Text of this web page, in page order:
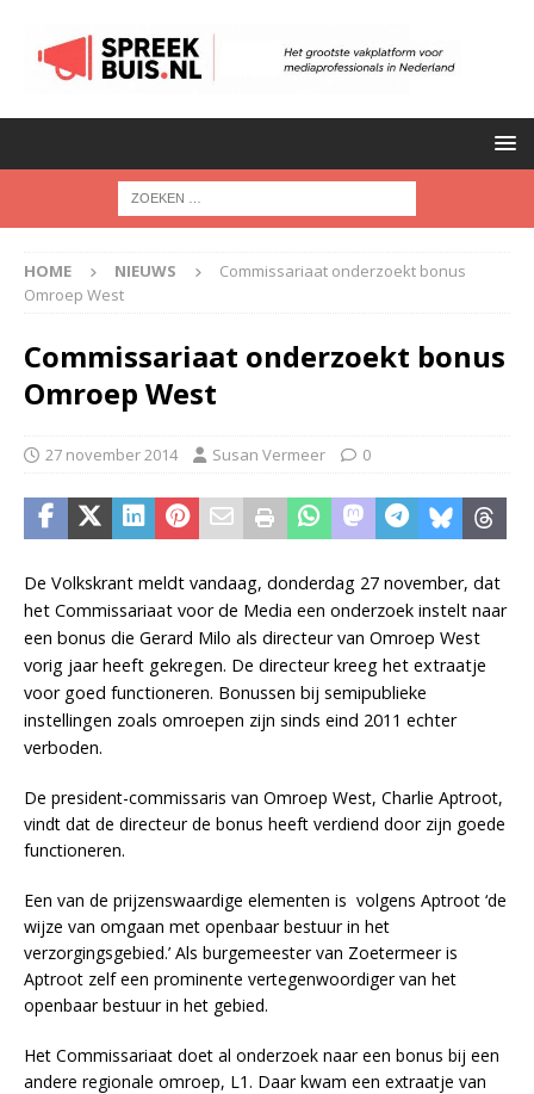
HOME NIEUWS
Commissariaat onderzoekt bonus
Omroep West
Commissariaat onderzoekt bonus
Omroep West
27 november 2014 Susan Vermeer 0
De Volkskrant meldt vandaag, donderdag 27 november, dat
het Commissariaat voor de Media een onderzoek instelt naar
een bonus die Gerard Milo als directeur van Omroep West
vorig jaar heeft gekregen. De directeur kreeg het extraatje
voor goed functioneren. Bonussen bij semipublieke
instellingen zoals omroepen zijn sinds eind 2011 echter
verboden.
De president-commissaris van Omroep West, Charlie Aptroot,
vindt dat de directeur de bonus heeft verdiend door zijn goede
functioneren.
Een van de prijzenswaardige elementen is volgens Aptroot ‘de
wijze van omgaan met openbaar bestuur in het
verzorgingsgebied.’ Als burgemeester van Zoetermeer is
Aptroot zelf een prominente vertegenwoordiger van het
openbaar bestuur in het gebied.
Het Commissariaat doet al onderzoek naar een bonus bij een
andere regionale omroep, L1. Daar kwam een extraatje van